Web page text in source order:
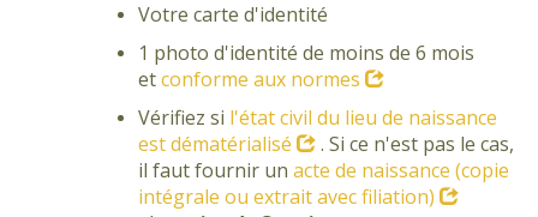
Votre carte d'identité
1 photo d'identité de moins de 6 mois
etconforme aux normes
Vérifiez si l'état civil du lieu de naissance
est dématérialisé
. Si ce n'est pas le cas,
il faut fournir un acte de naissance (copie
intégrale ou extrait avec filiation)